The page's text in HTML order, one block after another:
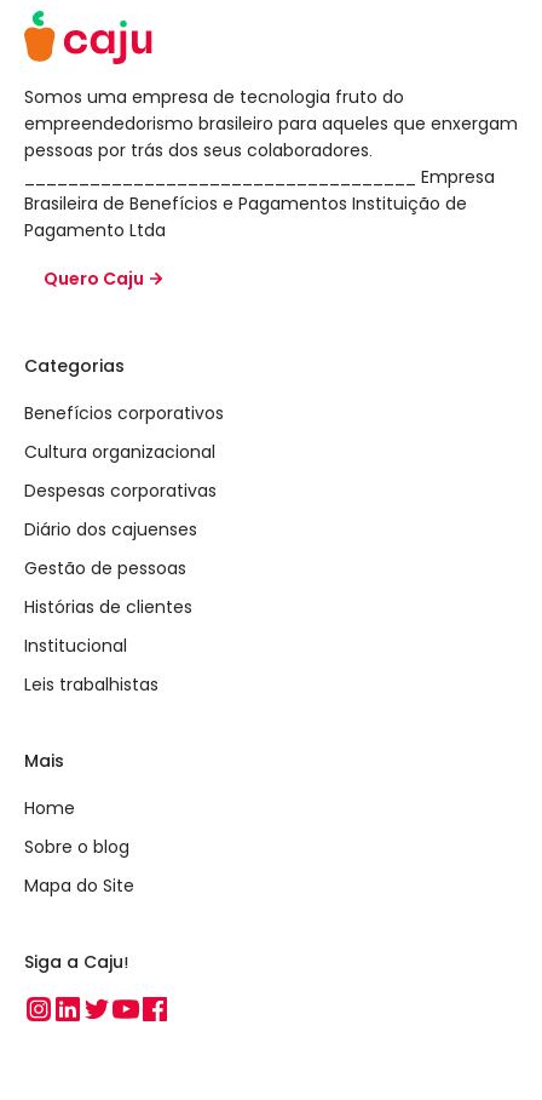
Somos uma empresa de tecnologia fruto do
empreendedorismo brasileiro para aqueles que enxergam
pessoas por trás dos seus colaboradores.
____________________________________ Empresa
Brasileira de Benefícios e Pagamentos Instituição de
Pagamento Ltda
Quero Caju
Categorias
Benefícios corporativos
Cultura organizacional
Despesas corporativas
Diário dos cajuenses
Gestão de pessoas
Histórias de clientes
Institucional
Leis trabalhistas
Mais
Home
Sobre o blog
Mapa do Site
Siga a Caju!
Instagram
Linkedin
TwitterYoutubeFacebook